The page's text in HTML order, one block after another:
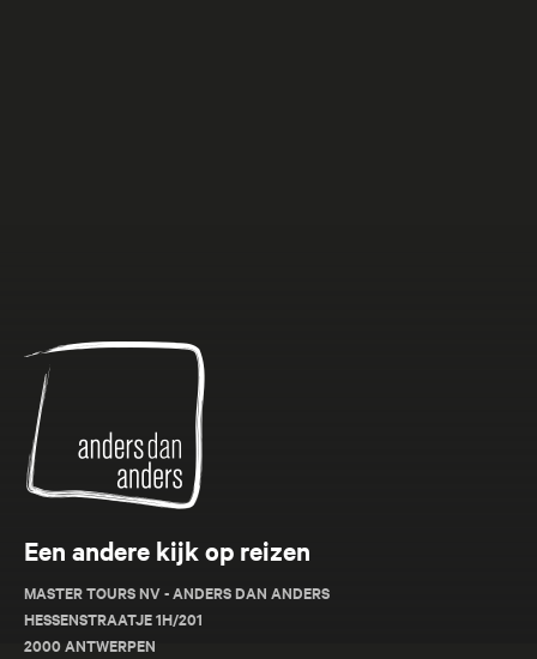
Anders
dan
Anders
Een andere kijk op reizen
MASTER TOURS NV - ANDERS DAN ANDERS
HESSENSTRAATJE 1H/201
2000 ANTWERPEN